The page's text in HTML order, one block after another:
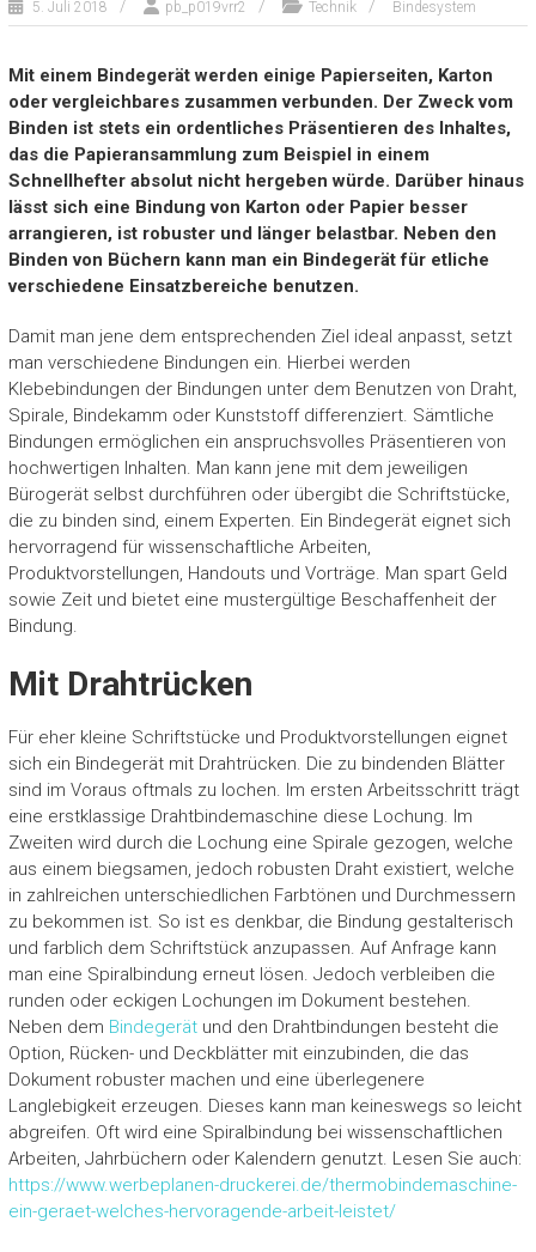
5. Juli 2018 pb_p019vrr2 Technik Bindesystem
Mit einem Bindegerät werden einige Papierseiten, Karton
oder vergleichbares zusammen verbunden. Der Zweck vom
Binden ist stets ein ordentliches Präsentieren des Inhaltes,
das die Papieransammlung zum Beispiel in einem
Schnellhefter absolut nicht hergeben würde. Darüber hinaus
lässt sich eine Bindung von Karton oder Papier besser
arrangieren, ist robuster und länger belastbar. Neben den
Binden von Büchern kann man ein Bindegerät für etliche
verschiedene Einsatzbereiche benutzen.
Damit man jene dem entsprechenden Ziel ideal anpasst, setzt
man verschiedene Bindungen ein. Hierbei werden
Klebebindungen der Bindungen unter dem Benutzen von Draht,
Spirale, Bindekamm oder Kunststoff differenziert. Sämtliche
Bindungen ermöglichen ein anspruchsvolles Präsentieren von
hochwertigen Inhalten. Man kann jene mit dem jeweiligen
Bürogerät selbst durchführen oder übergibt die Schriftstücke,
die zu binden sind, einem Experten. Ein Bindegerät eignet sich
hervorragend für wissenschaftliche Arbeiten,
Produktvorstellungen, Handouts und Vorträge. Man spart Geld
sowie Zeit und bietet eine mustergültige Beschaffenheit der
Bindung.
Mit Drahtrücken
Für eher kleine Schriftstücke und Produktvorstellungen eignet
sich ein Bindegerät mit Drahtrücken. Die zu bindenden Blätter
sind im Voraus oftmals zu lochen. Im ersten Arbeitsschritt trägt
eine erstklassige Drahtbindemaschine diese Lochung. Im
Zweiten wird durch die Lochung eine Spirale gezogen, welche
aus einem biegsamen, jedoch robusten Draht existiert, welche
in zahlreichen unterschiedlichen Farbtönen und Durchmessern
zu bekommen ist. So ist es denkbar, die Bindung gestalterisch
und farblich dem Schriftstück anzupassen. Auf Anfrage kann
man eine Spiralbindung erneut lösen. Jedoch verbleiben die
runden oder eckigen Lochungen im Dokument bestehen.
Neben dem Bindegerätund den Drahtbindungen besteht die
Option, Rücken- und Deckblätter mit einzubinden, die das
Dokument robuster machen und eine überlegenere
Langlebigkeit erzeugen. Dieses kann man keineswegs so leicht
abgreifen. Oft wird eine Spiralbindung bei wissenschaftlichen
Arbeiten, Jahrbüchern oder Kalendern genutzt. Lesen Sie auch:
https://www.werbeplanen-druckerei.de/thermobindemaschine-
ein-geraet-welches-hervoragende-arbeit-leistet/